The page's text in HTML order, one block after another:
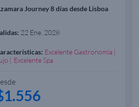
Journey 8 días desde Lisboa
22 Ene. 2028
Excelente Gastronomía
Excelente Spa